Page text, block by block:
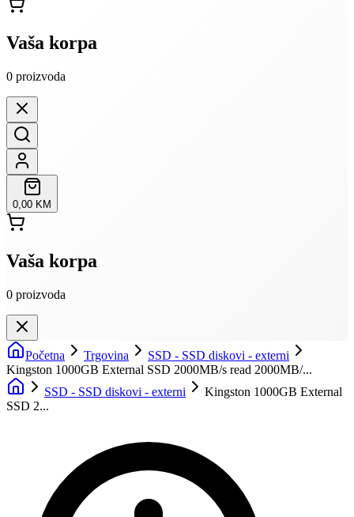
Vaša korpa
0 proizvoda
0,00 KM
Vaša korpa
0 proizvoda
Početna Trgovina
SSD - SSD diskovi - externi
Kingston 1000GB External SSD 2000MB/s read 2000MB/...
SSD - SSD diskovi - externi
Kingston 1000GB External
SSD 2...